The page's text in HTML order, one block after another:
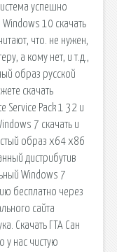
успешно
10 скачать
что. не нужен,
а кому нет, и т.д.,
образ русской
скачать
Pack 1 32 и
7 скачать и
образ x64 x86
дистрибутив
Windows 7
бесплатно через
сайта
Скачать ГТА Сан
у нас чистую